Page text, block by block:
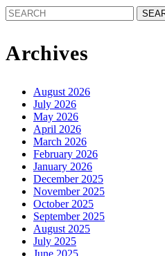
Search
for:
Archives
August 2026
July 2026
May 2026
April 2026
March 2026
February 2026
January 2026
December 2025
November 2025
October 2025
September 2025
August 2025
July 2025